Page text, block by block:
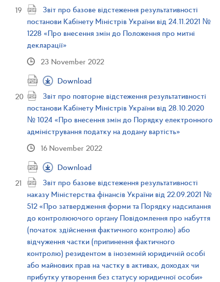
Звіт про базове відстеження результативності
постанови Кабінету Міністрів України від 24.11.2021 №
1228 «Про внесення змін до Положення про митні
декларації»
23 November 2022
Download
Звіт про повторне відстеження результативності
постанови Кабінету Міністрів України від 28.10.2020
№ 1024 «Про внесення змін до Порядку електронного
адміністрування податку на додану вартість»
16 November 2022
Download
Звіт про базове відстеження результативності
наказу Міністерства фінансів України від 22.09.2021 №
512 «Про затвердження форми та Порядку надсилання
до контролюючого органу Повідомлення про набуття
(початок здійснення фактичного контролю) або
відчуження частки (припинення фактичного
контролю) резидентом в іноземній юридичній особі
або майнових прав на частку в активах, доходах чи
прибутку утворення без статусу юридичної особи»